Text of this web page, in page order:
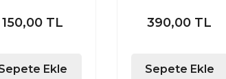
150,00 TL
Ekle
390,00 TL
Sepete Ekle